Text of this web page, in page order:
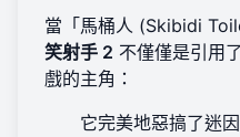
當「馬桶人 (Skibidi
笑射手 2 不僅僅是引用
戲的主角：
它完美地惡搞了迷